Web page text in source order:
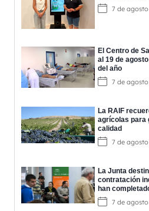
7 de
El Centro de
al 19 de
del año
7 de
La RAIF
agrícolas para
calidad
7 de
La Junta
contratación
han
EPES
7 de